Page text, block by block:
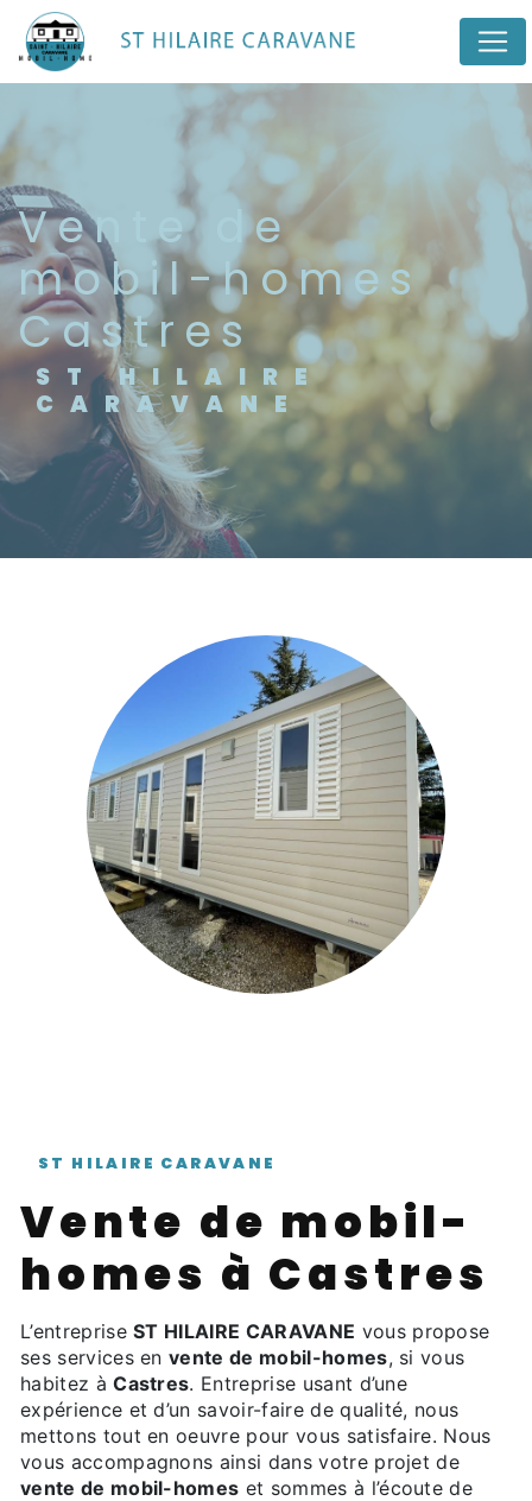
vente de
mobil-homes
Castres
ST HILAIRE
CARAVANE
ST HILAIRE CARAVANE
vente de mobil-
homes à Castres
L’entrepriseST HILAIRE CARAVANE vous propose
ses services envente de mobil-homes, si vous
habitez àCastres. Entreprise usant d’une
expérience et d’un savoir-faire de qualité, nous
mettons tout en oeuvre pour vous satisfaire. Nous
vous accompagnons ainsi dans votre projet de
vente de mobil-homes et sommes à l’écoute de
Panneau de gestion des cookies